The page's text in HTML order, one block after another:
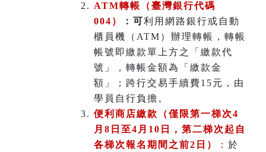
ATM轉帳（臺灣銀行代碼
004）
：可利用網路銀行或自動
櫃員機（ATM）辦理轉帳，轉帳
帳號即繳款單上方之「繳款代
號」，轉帳金額為「繳款金
額」；跨行交易手續費15元，由
學員自行負擔。
便利商店繳款（僅限第一梯次4
月8日至4月10日，第二梯次起自
各梯次報名期間之前2日）
： 於